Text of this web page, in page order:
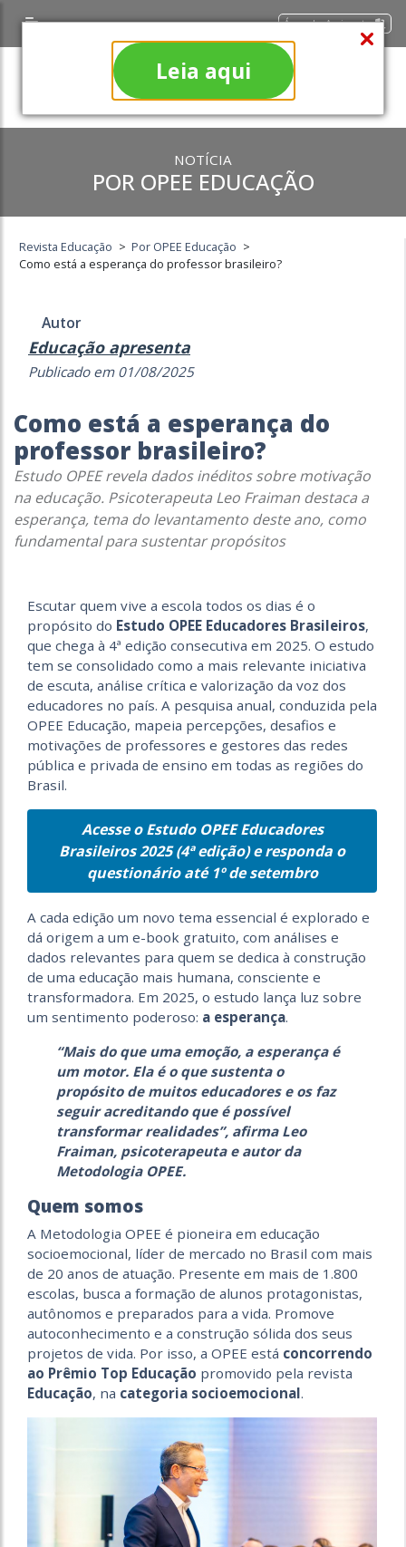
Leia aqui
Área do Assinante
NOTÍCIA
POR OPEE EDUCAÇÃO
Revista Educação > Por OPEE Educação >
Como está a esperança do professor brasileiro?
Autor
Educação apresenta
Publicado em 01/08/2025
Como está a esperança do
professor brasileiro?
Estudo OPEE revela dados inéditos sobre motivação
na educação. Psicoterapeuta Leo Fraiman destaca a
esperança, tema do levantamento deste ano, como
fundamental para sustentar propósitos
Escutar quem vive a escola todos os dias é o
propósito do Estudo OPEE Educadores Brasileiros,
que chega à 4ª edição consecutiva em 2025. O estudo
tem se consolidado como a mais relevante iniciativa
de escuta, análise crítica e valorização da voz dos
educadores no país. A pesquisa anual, conduzida pela
OPEE Educação, mapeia percepções, desafios e
motivações de professores e gestores das redes
pública e privada de ensino em todas as regiões do
Brasil.
Acesse o Estudo OPEE Educadores
Brasileiros 2025 (4ª edição) e responda o
questionário até 1º de setembro
A cada edição um novo tema essencial é explorado e
dá origem a um e-book gratuito, com análises e
dados relevantes para quem se dedica à construção
de uma educação mais humana, consciente e
transformadora. Em 2025, o estudo lança luz sobre
um sentimento poderoso: a esperança.
“Mais do que uma emoção, a esperança é
um motor. Ela é o que sustenta o
propósito de muitos educadores e os faz
seguir acreditando que é possível
transformar realidades”, afirma Leo
Fraiman, psicoterapeuta e autor da
Metodologia OPEE.
Quem somos
A Metodologia OPEE é pioneira em educação
socioemocional, líder de mercado no Brasil com mais
de 20 anos de atuação. Presente em mais de 1.800
escolas, busca a formação de alunos protagonistas,
autônomos e preparados para a vida. Promove
autoconhecimento e a construção sólida dos seus
projetos de vida. Por isso, a OPEE está concorrendo
ao Prêmio Top Educação promovido pela revista
Educação, na categoria socioemocional.